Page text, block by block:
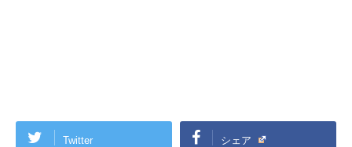
Twitter シェア